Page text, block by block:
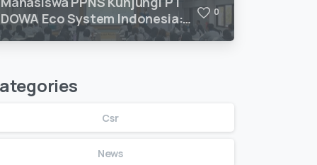
DOWA Eco System Indonesia:
Belajar Pengolahan Limbah B3
0
Csr
News